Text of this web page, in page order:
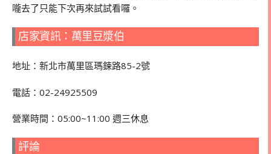
嚨去了只能下次再來試試看囉。
店家資訊：萬里豆漿伯
地址：新北市萬里區瑪鋉路85-2號
電話： 02-24925509
營業時間：05:00~11:00 週三休息
評論